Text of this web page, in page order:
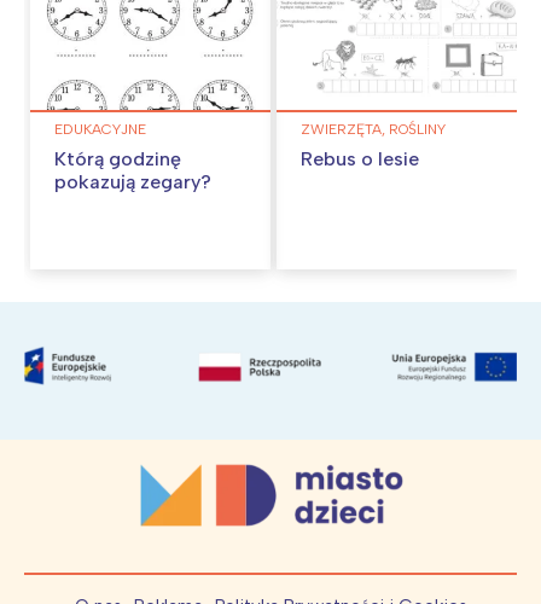
EDUKACYJNE
Którą godzinę
pokazują zegary?
ZWIERZĘTA, ROŚLINY
Rebus o lesie